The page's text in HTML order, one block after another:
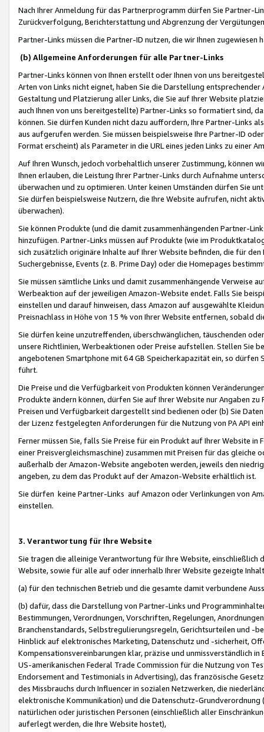
Nach Ihrer Anmeldung für das Partnerprogramm dürfen Sie Partner-
Zurückverfolgung, Berichterstattung und Abgrenzung der
Partner-Links müssen die Partner-ID nutzen, die wir Ihnen zugewiesen
(b) Allgemeine Anforderungen für alle Partner-Links
Partner-Links können von Ihnen erstellt oder Ihnen von uns
Arten von Links nicht eignet, haben Sie die Darstellung
Gestaltung und Platzierung aller Links, die Sie auf Ihrer Website
auch Ihnen von uns bereitgestellte) Partner-Links so formatiert sind,
können. Sie dürfen Kunden nicht dazu auffordern, Ihre Partner-Links
aus aufgerufen werden. Sie müssen beispielsweise Ihre Partner-ID
Format erscheint) als Parameter in die URL eines jeden Links zu einer
Auf Ihren Wunsch, jedoch vorbehaltlich unserer Zustimmung, können
Ihnen erlauben, die Leistung Ihrer Partner-Links durch Aufnahme
überwachen und zu optimieren. Unter keinen Umständen dürfen Sie
Sie dürfen beispielsweise Nutzern, die Ihre Website aufrufen, nicht
überwachen).
Sie können Produkte (und die damit zusammenhängenden Partner-
hinzufügen. Partner-Links müssen auf Produkte (wie im
sich zusätzlich originäre Inhalte auf Ihrer Website befinden, die für
Suchergebnisse, Events (z. B. Prime Day) oder die Homepages
Sie müssen sämtliche Links und damit zusammenhängende
Werbeaktion auf der jeweiligen Amazon-Website endet. Falls Sie
einstellen und darauf hinweisen, dass Amazon auf ausgewählte
Preisnachlass in Höhe von 15 % von Ihrer Website entfernen, sobald
Sie dürfen keine unzutreffenden, überschwänglichen, täuschenden
unsere Richtlinien, Werbeaktionen oder Preise aufstellen. Stellen Sie
angebotenen Smartphone mit 64 GB Speicherkapazität ein, so dürfen
führt.
Die Preise und die Verfügbarkeit von Produkten können
Produkte ändern können, dürfen Sie auf Ihrer Website nur Angaben
Preisen und Verfügbarkeit dargestellt sind bedienen oder (b) Sie
der Lizenz festgelegten Anforderungen für die Nutzung von PA API
Ferner müssen Sie, falls Sie Preise für ein Produkt auf Ihrer Website
einer Preisvergleichsmaschine) zusammen mit Preisen für das
außerhalb der Amazon-Website angeboten werden, jeweils den
angeben, zu dem das Produkt auf der Amazon-Website erhältlich ist.
Sie dürfen keine Partner-Links auf Amazon oder Verlinkungen von
einstellen.
3. Verantwortung für Ihre Website
Sie tragen die alleinige Verantwortung für Ihre Website,
Website, sowie für alle auf oder innerhalb Ihrer Website gezeigte
(a) für den technischen Betrieb und die gesamte damit verbundene
(b) dafür, dass die Darstellung von Partner-Links und
Bestimmungen, Verordnungen, Vorschriften, Regelungen,
Branchenstandards, Selbstregulierungsregeln, Gerichtsurteilen und -
Hinblick auf elektronisches Marketing, Datenschutz und -sicherheit,
Kompensationsvereinbarungen klar, präzise und unmissverständlich
US-amerikanischen Federal Trade Commission für die Nutzung von
Endorsement and Testimonials in Advertising), das französische
des Missbrauchs durch Influencer in sozialen Netzwerken, die
elektronische Kommunikation) und die Datenschutz-
natürlichen oder juristischen Personen (einschließlich aller
auferlegt werden, die Ihre Website hostet),